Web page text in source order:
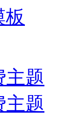
板
主题
主题